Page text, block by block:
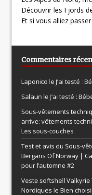
Découvrir les Fjords
Et si vous alliez
Commentaires
Laponico le J’ai testé :
Salaun le J’ai testé :
Sous-vêtements
arrive: vêtements
Les sous-couches
Test et avis du Sous-
Bergans Of Norway |
pour l’automne #2
Veste softshell
Nordiques le Bien